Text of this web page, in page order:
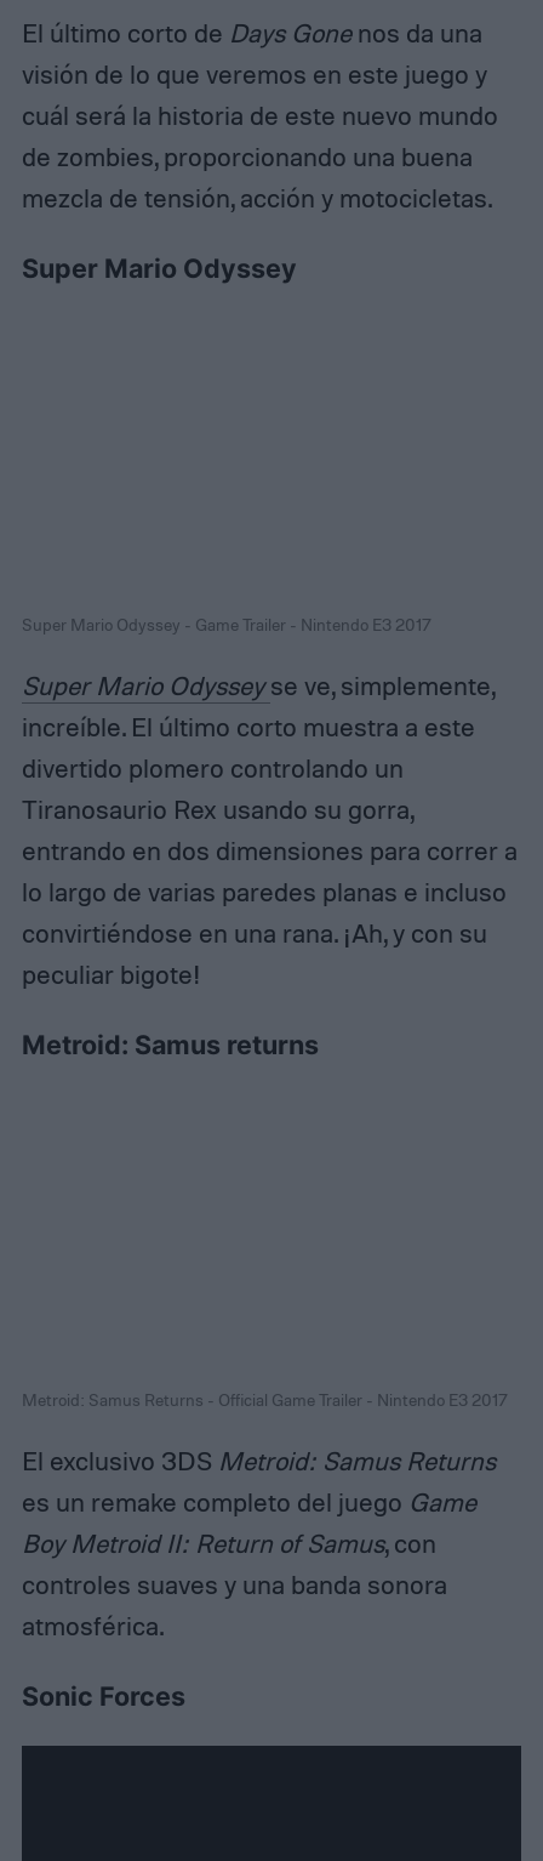
El último corto de Days Gonenos da una
visión de lo que veremos en este juego y
cuál será la historia de este nuevo mundo
de zombies, proporcionando una buena
mezcla de tensión, acción y motocicletas.
Super Mario Odyssey
Super Mario Odyssey - Game Trailer - Nintendo E3 2017
Super Mario Odysseyse ve, simplemente,
increíble. El último corto muestra a este
divertido plomero controlando un
Tiranosaurio Rex usando su gorra,
entrando en dos dimensiones para correr a
lo largo de varias paredes planas e incluso
convirtiéndose en una rana. ¡Ah, y con su
peculiar bigote!
Metroid: Samus returns
Metroid: Samus Returns - Official Game Trailer - Nintendo E3 2017
El exclusivo 3DS Metroid: Samus Returns
es un remake completo del juego Game
Boy Metroid II: Return of Samus, con
controles suaves y una banda sonora
atmosférica.
Sonic Forces